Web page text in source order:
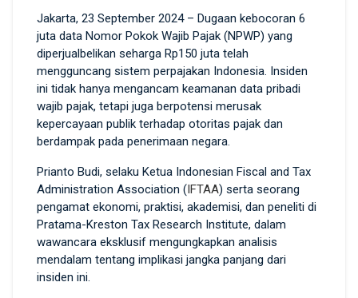
Jakarta, 23 September 2024 – Dugaan kebocoran 6
juta data Nomor Pokok Wajib Pajak (NPWP) yang
diperjualbelikan seharga Rp150 juta telah
mengguncang sistem perpajakan Indonesia. Insiden
ini tidak hanya mengancam keamanan data pribadi
wajib pajak, tetapi juga berpotensi merusak
kepercayaan publik terhadap otoritas pajak dan
berdampak pada penerimaan negara.
Prianto Budi, selaku Ketua Indonesian Fiscal and Tax
Administration Association (IFTAA) serta seorang
pengamat ekonomi, praktisi, akademisi, dan peneliti di
Pratama-Kreston Tax Research Institute, dalam
wawancara eksklusif mengungkapkan analisis
mendalam tentang implikasi jangka panjang dari
insiden ini.